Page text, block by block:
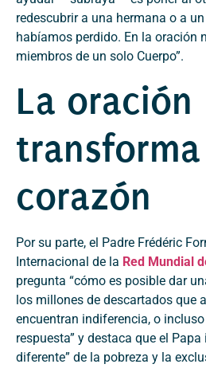
redescubrir a una hermana o a
habíamos perdido. En la oración
miembros de un solo Cuerpo”.
La oración
corazón
Por su parte, el Padre Frédéric
Internacional de la Red Mundial
pregunta “cómo es posible dar
los millones de descartados que
encuentran indiferencia, o
respuesta” y destaca que el
diferente” de la pobreza y la